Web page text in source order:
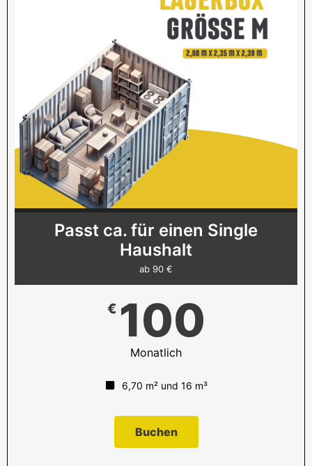
Passt ca. für einen Single
Haushalt
ab 90 €
€ 100
Monatlich
6,70 m² und 16 m³
Buchen